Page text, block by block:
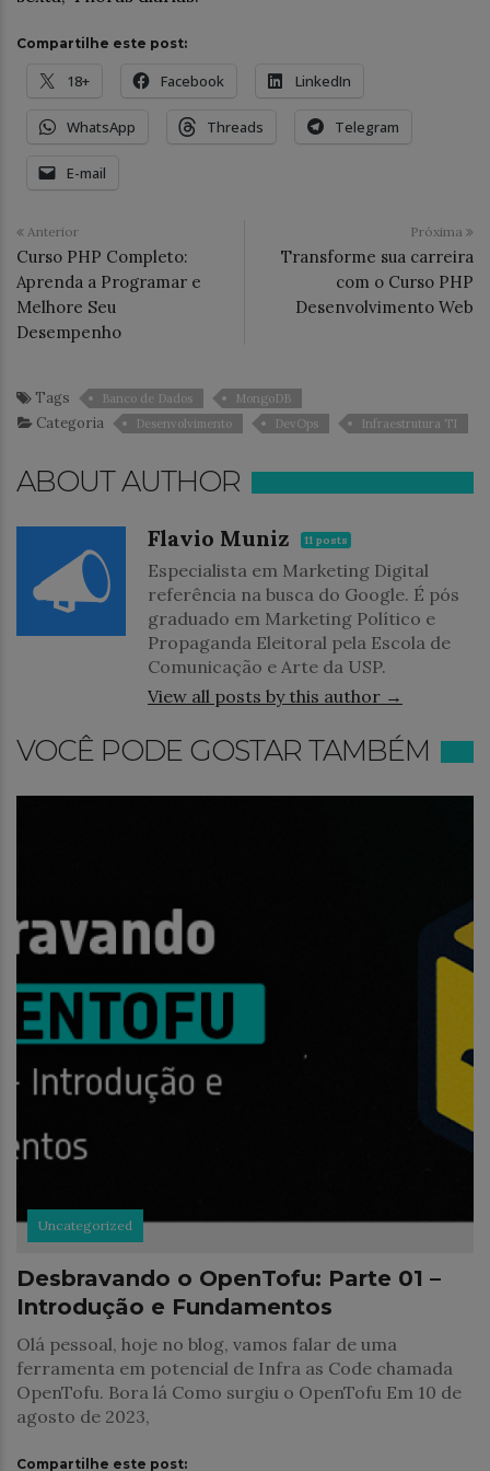
Compartilhe este post:
18+ Facebook LinkedIn
WhatsApp Threads Telegram
E-mail
Anterior
Curso PHP Completo:
Aprenda a Programar e
Melhore Seu
Desempenho
Próxima
Transforme sua carreira
com o Curso PHP
Desenvolvimento Web
Tags Banco de Dados MongoDB
Categoria Desenvolvimento DevOps Infraestrutura TI
ABOUT AUTHOR
Flavio Muniz 11 posts
Especialista em Marketing Digital
referência na busca do Google. É pós
graduado em Marketing Político e
Propaganda Eleitoral pela Escola de
Comunicação e Arte da USP.
View all posts by this author →
VOCÊ PODE GOSTAR TAMBÉM
Uncategorized
Desbravando o OpenTofu: Parte 01 –
Introdução e Fundamentos
Olá pessoal, hoje no blog, vamos falar de uma
ferramenta em potencial de Infra as Code chamada
OpenTofu. Bora lá Como surgiu o OpenTofu Em 10 de
agosto de 2023,
Compartilhe este post: